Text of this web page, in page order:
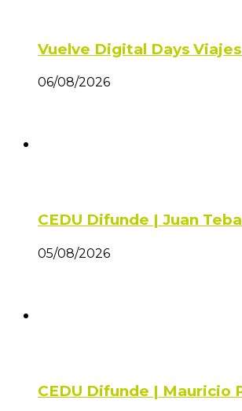
Vuelve Digital Days
06/08/2026
CEDU Difunde | Juan
05/08/2026
CEDU Difunde | Mauricio